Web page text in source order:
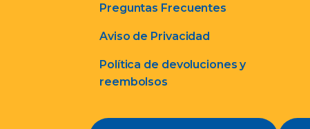
Preguntas Frecuentes
Aviso de Privacidad
Política de devoluciones y
reembolsos